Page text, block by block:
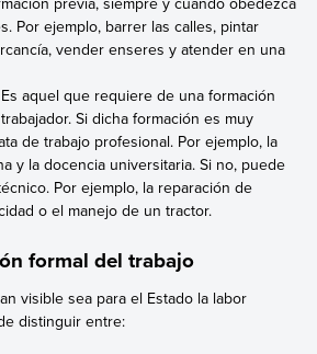
Por ejemplo, barrer las calles, pintar
vender enseres y atender en una
aquel que requiere de una formación
Si dicha formación es muy
de trabajo profesional. Por ejemplo, la
y la docencia universitaria. Si no, puede
Por ejemplo, la reparación de
o el manejo de un tractor.
formal del trabajo
visible sea para el Estado la labor
distinguir entre: